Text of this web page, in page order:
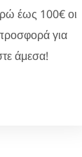
έως 100€ οι
για
άμεσα!